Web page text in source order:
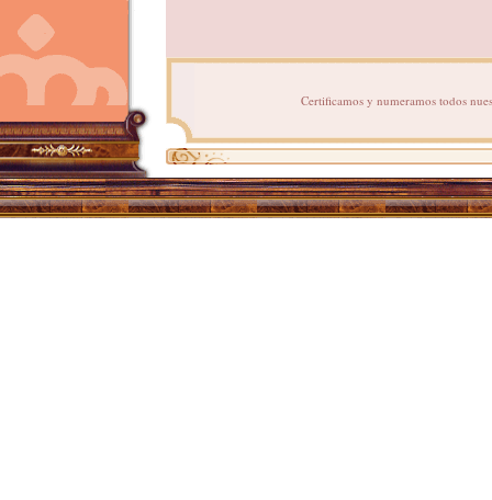
Certificamos y numeramos todos